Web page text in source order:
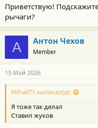
Приветствую!
рычаги?
А Антон Чехов
Member
15 Май 2026
Mihail71 написал(а):
Я тоже так делал
Ставил жуков